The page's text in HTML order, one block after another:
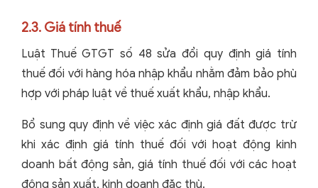
2.3. Giá tính thuế
Luật Thuế GTGT số 48 sửa đổi quy định giá tính
thuế đối với hàng hóa nhập khẩu nhằm đảm bảo phù
hợp với pháp luật về thuế xuất khẩu, nhập khẩu.
Bổ sung quy định về việc xác định giá đất được trừ
khi xác định giá tính thuế đối với hoạt động kinh
doanh bất động sản, giá tính thuế đối với các hoạt
động sản xuất, kinh doanh đặc thù.